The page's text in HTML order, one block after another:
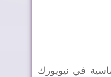
في نيويورك